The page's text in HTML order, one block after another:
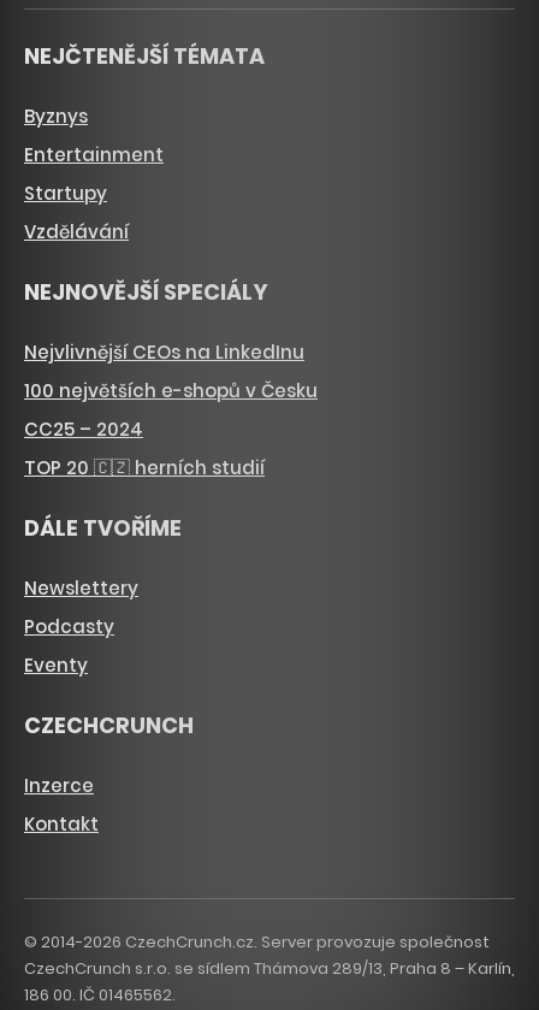
NEJČTENĚJŠÍ TÉMATA
Byznys
Entertainment
Startupy
Vzdělávání
NEJNOVĚJŠÍ SPECIÁLY
Nejvlivnější CEOs na LinkedInu
100 největších e-shopů v Česku
CC25 – 2024
TOP 20 🇨🇿 herních studií
DÁLE TVOŘÍME
Newslettery
Podcasty
Eventy
CZECHCRUNCH
Inzerce
Kontakt
© 2014-2026 CzechCrunch.cz. Server provozuje společnost
CzechCrunch s.r.o. se sídlem Thámova 289/13, Praha 8 – Karlín,
186 00. IČ 01465562.